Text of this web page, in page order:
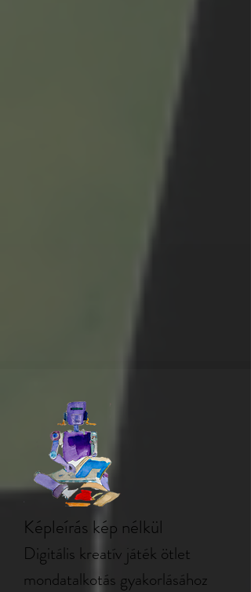
Képleírás kép nélkül
Digitális kreatív játék ötlet
mondatalkotás gyakorlásához